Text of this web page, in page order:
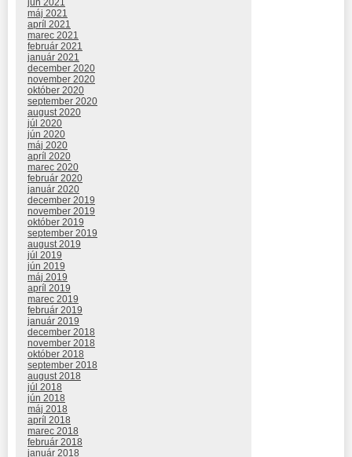
jún 2021
máj 2021
apríl 2021
marec 2021
február 2021
január 2021
december 2020
november 2020
október 2020
september 2020
august 2020
júl 2020
jún 2020
máj 2020
apríl 2020
marec 2020
február 2020
január 2020
december 2019
november 2019
október 2019
september 2019
august 2019
júl 2019
jún 2019
máj 2019
apríl 2019
marec 2019
február 2019
január 2019
december 2018
november 2018
október 2018
september 2018
august 2018
júl 2018
jún 2018
máj 2018
apríl 2018
marec 2018
február 2018
január 2018